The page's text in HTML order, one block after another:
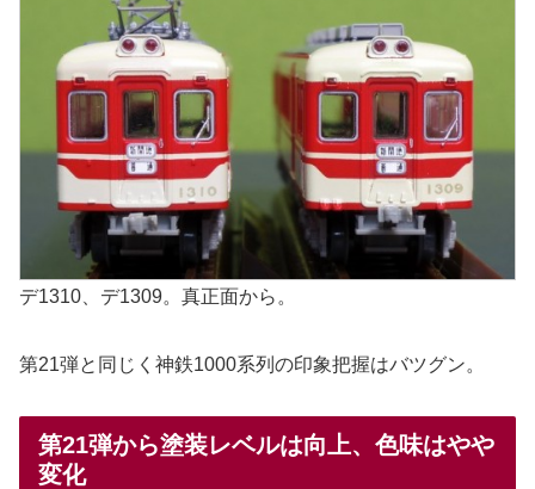
デ1310、デ1309。真正面から。
第21弾と同じく神鉄1000系列の印象把握はバツグン。
第21弾から塗装レベルは向上、色味はやや
変化